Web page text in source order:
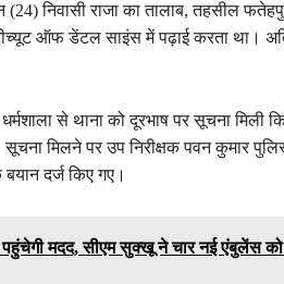
निवासी राजा का तालाब, तहसील
ऑफ डेंटल साइंस में पढ़ाई करता था।
से थाना को दूरभाष पर सूचना मिली
मिलने पर उप निरीक्षक पवन कुमार
दर्ज किए गए।
मदद, सीएम सुक्खू ने चार नई एंबुलेंस को